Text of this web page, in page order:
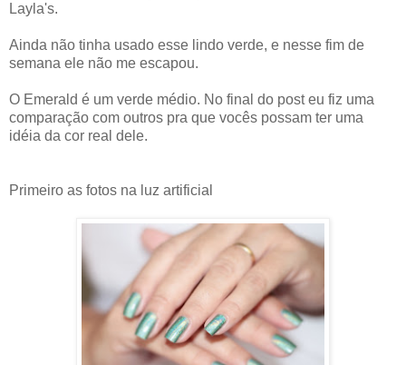
Layla's.
Ainda não tinha usado esse lindo verde, e nesse fim de
semana ele não me escapou.
O Emerald é um verde médio. No final do post eu fiz uma
comparação com outros pra que vocês possam ter uma
idéia da cor real dele.
Primeiro as fotos na luz artificial